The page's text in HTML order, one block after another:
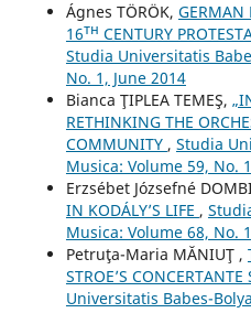
Ágnes TÖRÖK, GERMAN
16ᵀᴴ CENTURY
Studia Universitatis
No. 1, June 2014
Bianca ŢIPLEA TEMEŞ,
RETHINKING THE
COMMUNITY , Studia
Musica: Volume 59, No.
Erzsébet Józsefné
IN KODÁLY’S LIFE ,
Musica: Volume 68, No.
Petruţa-Maria MĂNIUŢ ,
STROE’S
Universitatis Babes-